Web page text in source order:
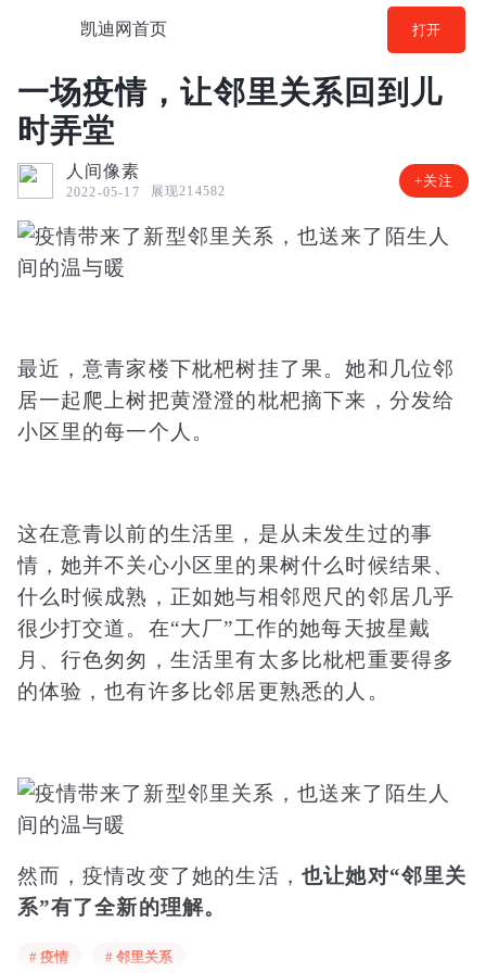
凯迪网首页 打开
一场疫情，让邻里关系回到儿
时弄堂
人间像素
2022-05-17 展现214582
+关注
最近，意青家楼下枇杷树挂了果。她和几位邻
居一起爬上树把黄澄澄的枇杷摘下来，分发给
小区里的每一个人。
这在意青以前的生活里，是从未发生过的事
情，她并不关心小区里的果树什么时候结果、
什么时候成熟，正如她与相邻咫尺的邻居几乎
很少打交道。 在“大厂”工作的她每天披星戴
月、行色匆匆，生活里有太多比枇杷重要得多
的体验，也有许多比邻居更熟悉的人。
然而，疫情改变了她的生活，也让她对“邻里关
系”有了全新的理解。
# 疫情 # 邻里关系